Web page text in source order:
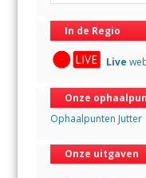
In de Regio
Live
Onze
Ophaalpunten
Onze uitgaven